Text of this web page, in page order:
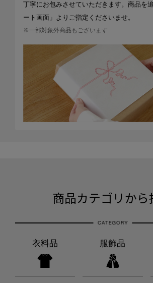
丁寧にお包みさせていただきます。商品を
ート画面」よりご指定くださいませ。
※一部対象外商品もございます
商品カテゴリから
衣料品 服飾品